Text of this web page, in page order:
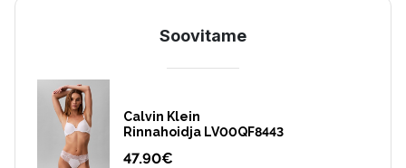
Soovitame
Calvin Klein
Rinnahoidja LV00QF8443
47.90€